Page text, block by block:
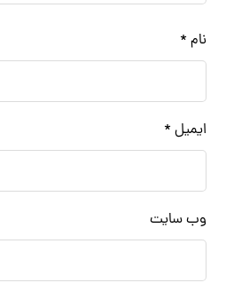
نام *
ایمیل *
وب‌ سایت